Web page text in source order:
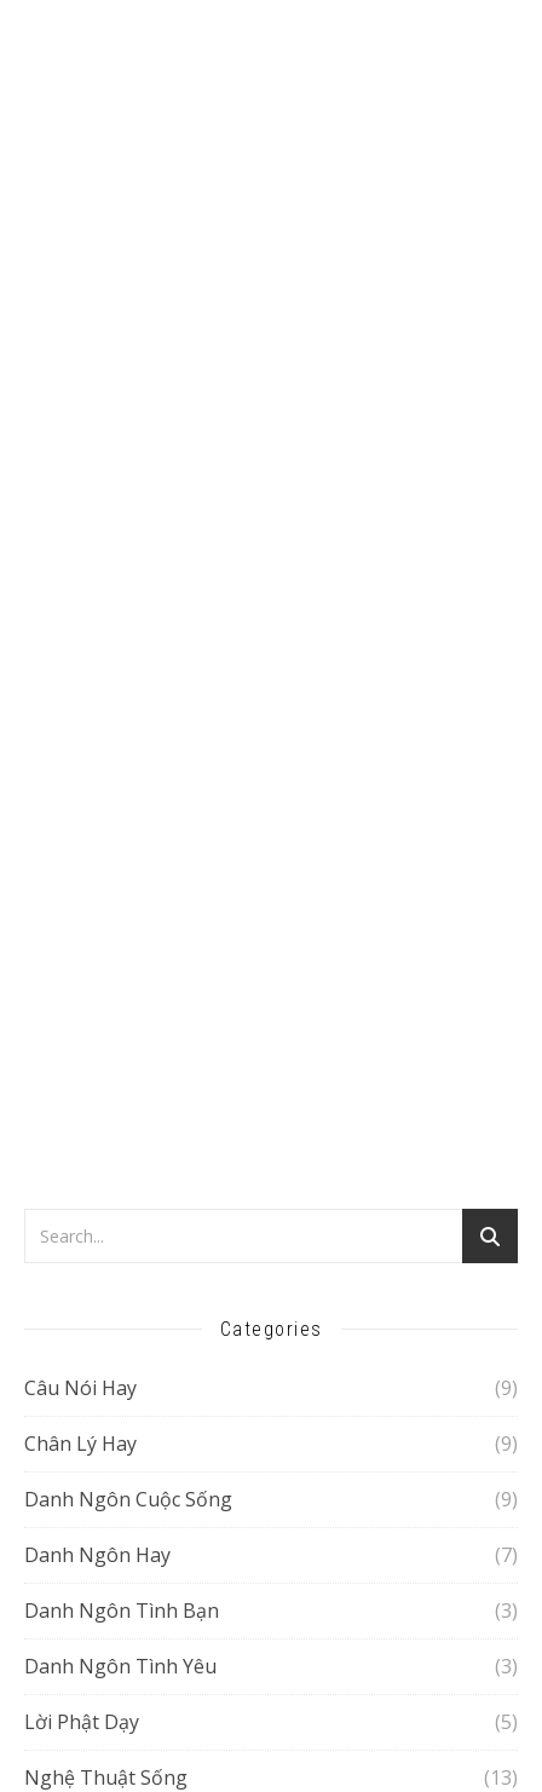
Categories
Câu Nói Hay (9)
Chân Lý Hay (9)
Danh Ngôn Cuộc Sống (9)
Danh Ngôn Hay (7)
Danh Ngôn Tình Bạn (3)
Danh Ngôn Tình Yêu (3)
Lời Phật Dạy (5)
Nghệ Thuật Sống (13)